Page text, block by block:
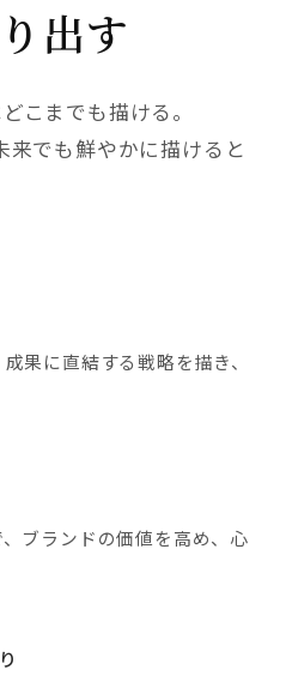
出す
こまでも描ける。
来でも鮮やかに描けると
果に直結する戦略を描き、
ブランドの価値を高め、心